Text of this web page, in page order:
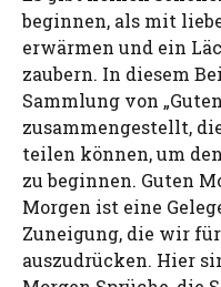
beginnen, als mit
erwärmen und ein
zaubern. In diesem
Sammlung von
zusammengestellt,
teilen können, um
zu beginnen. Guten
Morgen ist eine
Zuneigung, die wir
auszudrücken. Hier